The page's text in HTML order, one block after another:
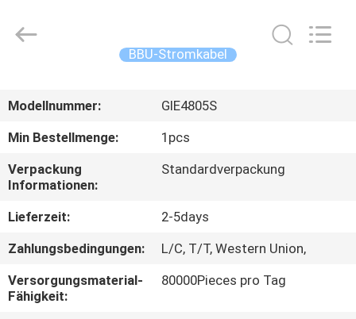
PRODUKTE
ÜBER
UNS
FABRIK-
AUSFLUG
Rights
Reserved.
BBU-Stromkabel
Modellnummer:
GIE4805S
Min Bestellmenge:
1pcs
Verpackung
Informationen:
Standardverpackung
Lieferzeit:
2-5days
Zahlungsbedingungen:
L/C, T/T, Western Union,
Versorgungsmaterial-
Fähigkeit:
80000Pieces pro Tag